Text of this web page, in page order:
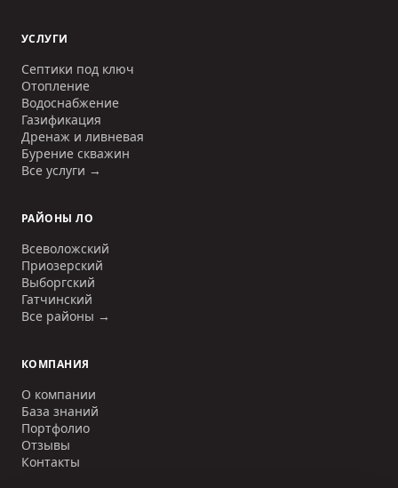
УСЛУГИ
Септики под ключ
Отопление
Водоснабжение
Газификация
Дренаж и ливневая
Бурение скважин
Все услуги →
РАЙОНЫ ЛО
Всеволожский
Приозерский
Выборгский
Гатчинский
Все районы →
КОМПАНИЯ
О компании
База знаний
Портфолио
Отзывы
Контакты